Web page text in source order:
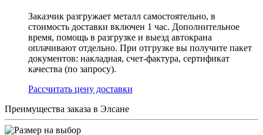
Заказчик разгружает металл самостоятельно, в
стоимость доставки включен 1 час. Дополнительное
время, помощь в разгрузке и выезд автокрана
оплачивают отдельно. При отгрузке вы получите пакет
документов: накладная, счет-фактура, сертификат
качества (по запросу).
Раcсчитать цену доставки
Преимущества заказа в Элсане